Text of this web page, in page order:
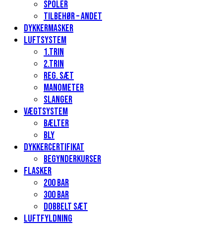
Spoler
Tilbehør – andet
Dykkermasker
Luftsystem
1.Trin
2.Trin
Reg. sæt
Manometer
Slanger
Vægtsystem
Bælter
Bly
Dykkercertifikat
Begynderkurser
Flasker
200 Bar
300 bar
Dobbelt sæt
Luftfyldning